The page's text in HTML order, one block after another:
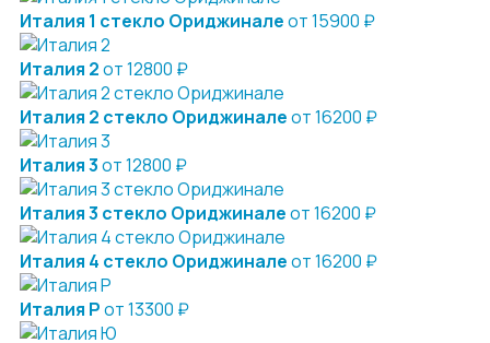
Италия 1 стекло Ориджиналеот 15900 ₽
Италия 2от 12800 ₽
Италия 2 стекло Ориджиналеот 16200 ₽
Италия 3от 12800 ₽
Италия 3 стекло Ориджиналеот 16200 ₽
Италия 4 стекло Ориджиналеот 16200 ₽
Италия Рот 13300 ₽